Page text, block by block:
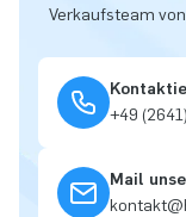
Verkaufsteam
+49
Mail